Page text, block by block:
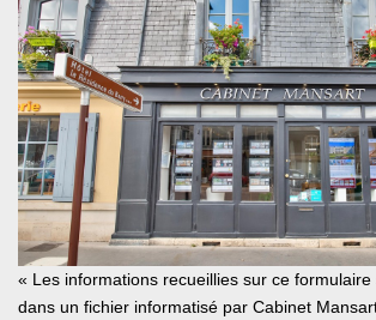
« Les informations recueillies sur ce
dans un fichier informatisé par Cabinet